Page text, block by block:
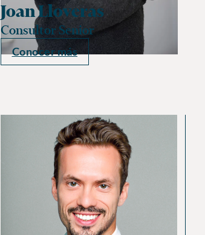
Joan Lloveras
Consultor Senior
Conocer más